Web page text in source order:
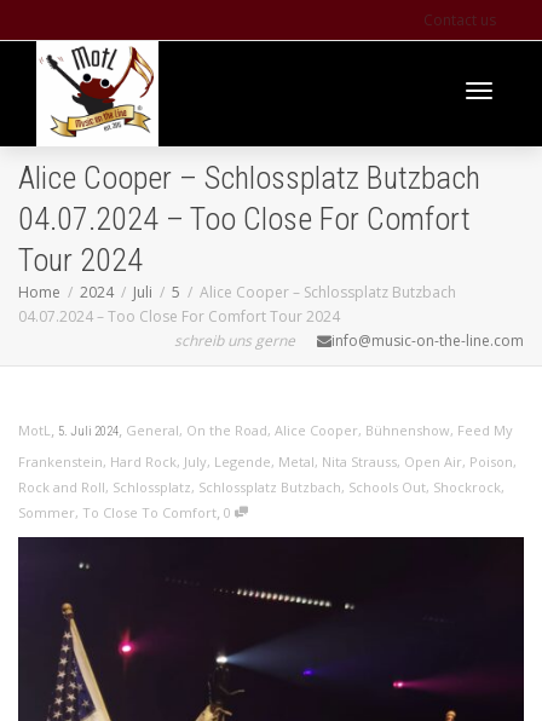
Contact us
Alice Cooper – Schlossplatz Butzbach
04.07.2024 – Too Close For Comfort
Tour 2024
Home 2024 Juli 5
Alice Cooper – Schlossplatz Butzbach
04.07.2024 – Too Close For Comfort Tour 2024
schreib uns gerne
info@music-on-the-line.com
MotL, 5. Juli 2024, General, On the Road, Alice Cooper, Bühnenshow, Feed My
Frankenstein, Hard Rock, July, Legende, Metal, Nita Strauss, Open Air, Poison,
Rock and Roll, Schlossplatz, Schlossplatz Butzbach, Schools Out, Shockrock,
Sommer, To Close To Comfort, 0